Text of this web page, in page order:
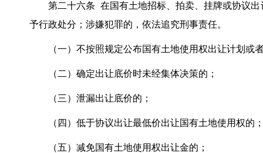
第二十六条 在国有土地招标、拍卖、挂牌或协议出
予行政处分；涉嫌犯罪的，依法追究刑事责任。
（一）不按照规定公布国有土地使用权出让计划或
（二）确定出让底价时未经集体决策的；
（三）泄漏出让底价的；
（四）低于协议出让最低价出让国有土地使用权的
（五）减免国有土地使用权出让金的；